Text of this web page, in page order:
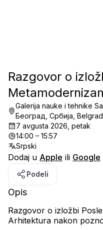
Razgovor o
Galerija nauke i tehnike
Београд, Србија,
7 avgusta 2026, petak
14:00 – 15:57
Srpski
Dodaj u Apple ili Google
Podeli
Opis
Razgovor o izložbi
Arhitektura nakon